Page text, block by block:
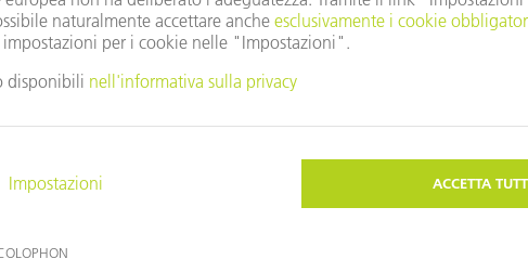
§ 26a KWG (Legge sul sistema creditizio) – esercizio
CRR - esercizio 2020/2021